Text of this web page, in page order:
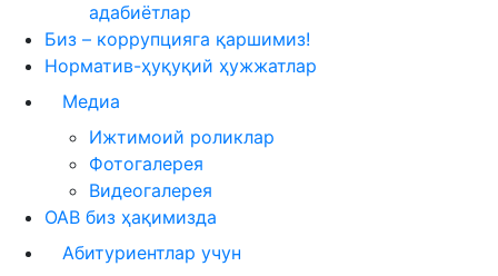
адабиётлар
Биз – коррупцияга қаршимиз!
Норматив-ҳуқуқий ҳужжатлар
Медиа
Ижтимоий роликлар
Фотогалерея
Видеогалерея
ОАВ биз ҳақимизда
Абитуриентлар учун